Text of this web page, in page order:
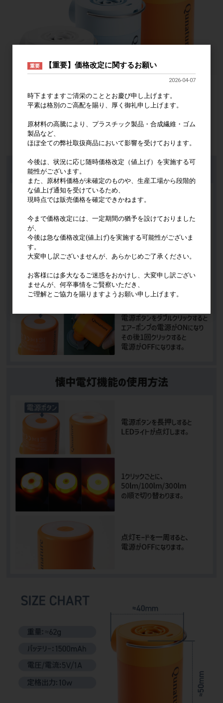
重要 【重要】価格改定に関するお願い
2026-04-07
時下ますますご清栄のこととお慶び申し上げます。
平素は格別のご高配を賜り、厚く御礼申し上げます。
原材料の高騰により、プラスチック製品・合成繊維・ゴム
製品など、
ほぼ全ての弊社取扱商品において影響を受けております。
今後は、状況に応じ随時価格改定（値上げ）を実施する可
能性がございます。
また、原材料価格が未確定のものや、生産工場から段階的
な値上げ通知を受けているため、
現時点では販売価格を確定できかねます。
今まで価格改定には、一定期間の猶予を設けておりました
が、
今後は急な価格改定(値上げ)を実施する可能性がございま
す。
大変申し訳ございませんが、あらかじめご了承ください。
お客様には多大なるご迷惑をおかけし、大変申し訳ござい
ませんが、何卒事情をご賢察いただき、
ご理解とご協力を賜りますようお願い申し上げます。